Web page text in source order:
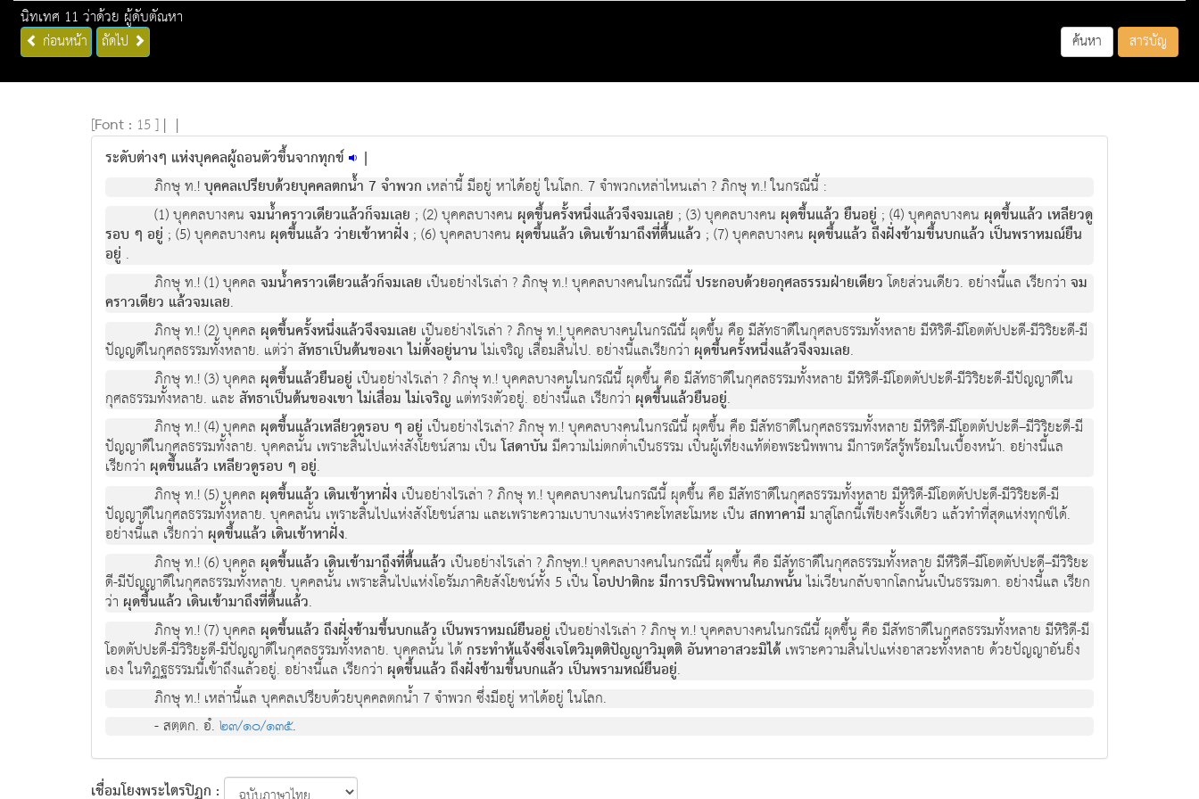
นิทเทศ 11 ว่าด้วย ผู้ดับตัณหา
ก่อนหน้า ถัดไป ค้นหา สารบัญ
[Font : 15 ] | |
ระดับต่างๆ แห่งบุคคลผู้ถอนตัวขึ้นจากทุกข์ |
ภิกษุ ท.!บุคคลเปรียบด้วยบุคคลตกน้ำ 7 จำพวก เหล่านี้ มีอยู่ หาได้อยู่ ในโลก. 7 จำพวกเหล่าไหนเล่า ? ภิกษุ ท.! ในกรณีนี้ :
(1) บุคคลบางคนจมน้ำคราวเดียวแล้วก็จมเลย ; (2) บุคคลบางคน ผุดขึ้นครั้งหนึ่งแล้วจึงจมเลย ; (3) บุคคลบางคน ผุดขึ้นแล้ว ยืนอยู่ ; (4) บุคคลบางคน ผุดขึ้นแล้ว เหลียวดู
รอบ ๆ อยู่ ; (5) บุคคลบางคน ผุดขึ้นแล้ว ว่ายเข้าหาฝั่ง ; (6) บุคคลบางคน ผุดขึ้นแล้ว เดินเข้ามาถึงที่ตื้นแล้ว ; (7) บุคคลบางคน ผุดขึ้นแล้ว ถึงฝั่งข้ามขึ้นบกแล้ว เป็นพราหมณ์ยืน
อยู่ .
ภิกษุ ท.! (1) บุคคลจมน้ำคราวเดียวแล้วก็จมเลย เป็นอย่างไรเล่า ? ภิกษุ ท.! บุคคลบางคนในกรณีนี้ประกอบด้วยอกุศลธรรมฝ่ายเดียวโดยส่วนเดียว. อย่างนี้แล เรียกว่าจม
คราวเดียว แล้วจมเลย.
ภิกษุ ท.! (2) บุคคล ผุดขึ้นครั้งหนึ่งแล้วจึงจมเลย เป็นอย่างไรเล่า ? ภิกษุ ท.! บุคคลบางคนในกรณีนี้ ผุดขึ้น คือ มีสัทธาดีในกุศลบธรรมทั้งหลาย มีหิริดี-มีโอตตัปปะดี-มีวิริยะดี-มี
ปัญญดีในกุศลธรรมทั้งหลาย. แต่ว่า สัทธาเป็นต้นของเา ไม่ตั้งอยู่นานไม่เจริญ เสื่อมสิ้นไป. อย่างนี้แลเรียกว่า ผุดขึ้นครั้งหนึ่งแล้วจึงจมเลย.
ภิกษุ ท.! (3) บุคคล ผุดขึ้นแล้วยืนอยู่ เป็นอย่างไรเล่า ? ภิกษุ ท.! บุคคลบางคนในกรณีนี้ ผุดขึ้น คือ มีสัทธาดีในกุศลธรรมทั้งหลาย มีหิริดี-มีโอตตัปปะดี-มีวิริยะดี-มีปัญญาดีใน
กุศลธรรมทั้งหลาย. และ สัทธาเป็นต้นของเขา ไม่เสื่อม ไม่เจริญ แต่ทรงตัวอยู่. อย่างนี้แล เรียกว่า ผุดขึ้นแล้วยืนอยู่.
ภิกษุ ท.! (4) บุคคล ผุดขึ้นแล้วเหลียวดูรอบ ๆ อยู่ เป็นอย่างไรเล่า? ภิกษุ ท.! บุคคลบางคนในกรณีนี้ ผุดขึ้น คือ มีสัทธาดีในกุศลธรรมทั้งหลาย มีหิริดี-มีโอตตัปปะดี–มีวิริยะดี-มี
ปัญญาดีในกุศลธรรมทั้งลาย. บุคคลนั้น เพราะสิ้นไปแห่งสังโยชน์สาม เป็นโสดาบัน มีความไม่ตกต่ำเป็นธรรม เป็นผู้เที่ยงแท้ต่อพระนิพพาน มีการตรัสรู้พร้อมในเบื้องหน้า. อย่างนี้แล
เรียกว่า ผุดขึ้นแล้ว เหลียวดูรอบ ๆ อยู่.
ภิกษุ ท.! (5) บุคคล ผุดขึ้นแล้ว เดินเข้าหาฝั่ง เป็นอย่างไรเล่า ? ภิกษุ ท.! บุคคลบางคนในกรณีนี้ ผุดขึ้น คือ มีสัทธาดีในกุศลธรรมทั้งหลาย มีหิริดี-มีโอตตัปปะดี-มีวิริยะดี-มี
ปัญญาดีในกุศลธรรมทั้งหลาย. บุคคลนั้น เพราะสิ้นไปแห่งสังโยชน์สาม และเพราะความเบาบางแห่งราคะโทสะโมหะ เป็น สกทาคามี มาสู่โลกนี้เพียงครั้งเดียว แล้วทำที่สุดแห่งทุกข์ได้.
อย่างนี้แล เรียกว่า ผุดขึ้นแล้ว เดินเข้าหาฝั่ง.
ภิกษุ ท.! (6) บุคคล ผุดขึ้นแล้ว เดินเข้ามาถึงที่ตื้นแล้ว เป็นอย่างไรเล่า ? ภิกษุท.! บุคคลบางคนในกรณีนี้ ผุดขึ้น คือ มีสัทธาดีในกุศลธรรมทั้งหลาย มีหีริดี–มีโอตตัปปะดี–มีวิริยะ
ดี-มีปัญญาดีในกุศลธรรมทั้งหลาย. บุคคลนั้น เพราะสิ้นไปแห่งโอรัมภาคิยสังโยชน์ทั้ง 5 เป็นโอปปาติกะ มีการปรินิพพานในภพนั้นไม่เวียนกลับจากโลกนั้นเป็นธรรมดา. อย่างนี้แล เรียก
ว่า ผุดขึ้นแล้ว เดินเข้ามาถึงที่ตื้นแล้ว.
ภิกษุ ท.! (7) บุคคล ผุดขึ้นแล้ว ถึงฝั่งข้ามขึ้นบกแล้ว เป็นพราหมณ์ยืนอยู่ เป็นอย่างไรเล่า ? ภิกษุ ท.! บุคคลบางคนในกรณีนี้ ผุดขึ้น คือ มีสัทธาดีในกุศลธรรมทั้งหลาย มีหิริดี-มี
โอตตัปปะดี-มีวิริยะดี-มีปัญญาดีในกุศลธรรมทั้งหลาย. บุคคลนั้น ได้กระทำห้แจ้งซึ่งเจโตวิมุตติปัญญาวิมุตติ อันหาอาสวะมิได้ เพราะความสิ้นไปแห่งอาสวะทั้งหลาย ด้วยปัญญาอันยิ่ง
เอง ในทิฏฐธรรมนี้เข้าถึงแล้วอยู่. อย่างนี้แล เรียกว่า ผุดขึ้นแล้ว ถึงฝั่งข้ามขึ้นบกแล้ว เป็นพรามหณ์ยืนอยู่.
ภิกษุ ท.! เหล่านี้แล บุคคลเปรียบด้วยบุคคลตกน้ำ 7 จำพวก ซึ่งมีอยู่ หาได้อยู่ ในโลก.
- สตฺตก. อํ.๒๓/๑๐/๑๓๕.
เชื่อมโยงพระไตรปิฏก :